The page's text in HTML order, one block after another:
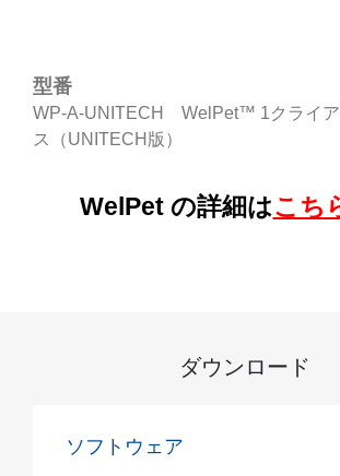
型番
WP-A-UNITECH WelPet™ 1クライア
ス（UNITECH版）
WelPet の詳細はこち
ダウンロード
ソフトウェア